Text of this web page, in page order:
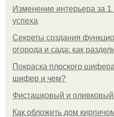
Изменение интерьера за
успеха
Секреты создания
огорода и сада: как
Покраска плоского
шифер и чем?
Фисташковый и оливковый
Как обложить дом